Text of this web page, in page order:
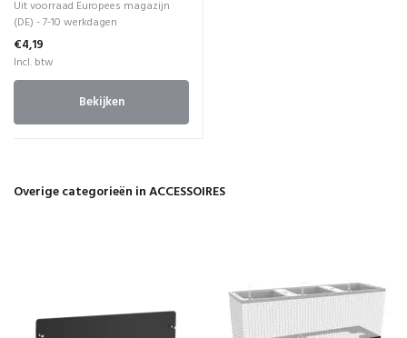
Uit voorraad Europees magazijn
(DE) - 7-10 werkdagen
€4,19
Incl. btw
Bekijken
Overige categorieën in ACCESSOIRES